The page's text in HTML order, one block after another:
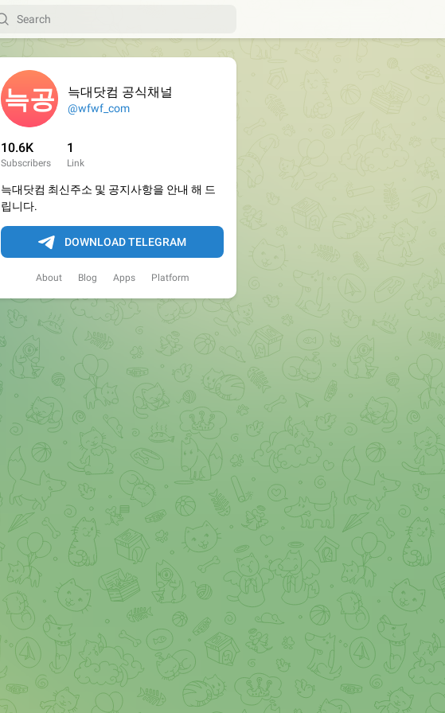
늑대닷컴 공식채널
@wfwf_com
10.6K
Subscribers
1
Link
늑대닷컴 최신주소 및 공지사항을 안내 해 드
립니다.
DOWNLOAD TELEGRAM
About Blog Apps Platform